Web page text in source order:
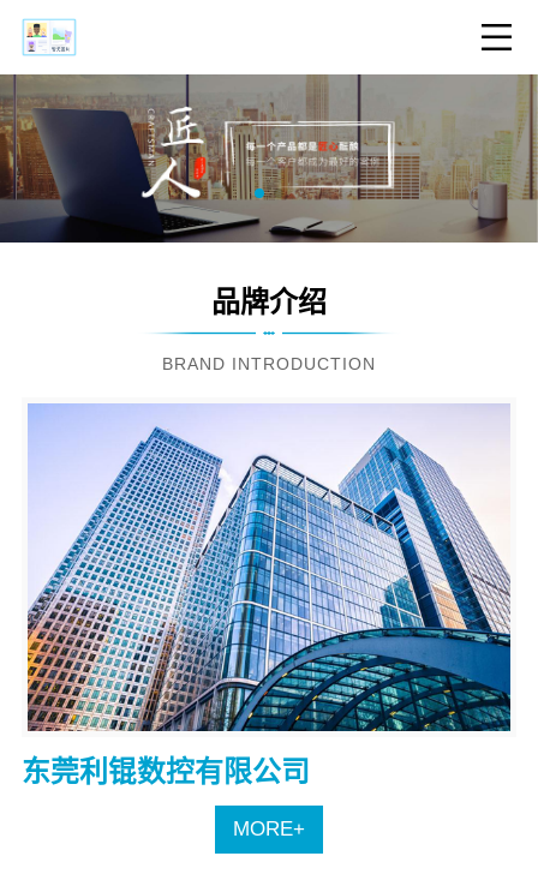
品牌介绍
BRAND INTRODUCTION
东莞利锟数控有限公司
MORE+